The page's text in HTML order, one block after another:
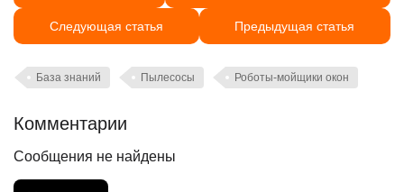
Следующая статья Предыдущая статья
База знаний Пылесосы Роботы-мойщики окон
Комментарии
Сообщения не найдены